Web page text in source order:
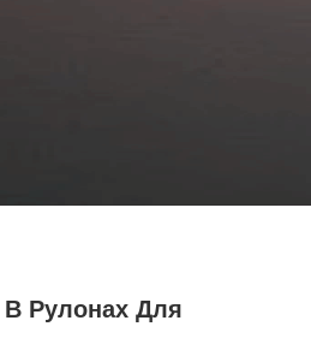
В Рулонах Для